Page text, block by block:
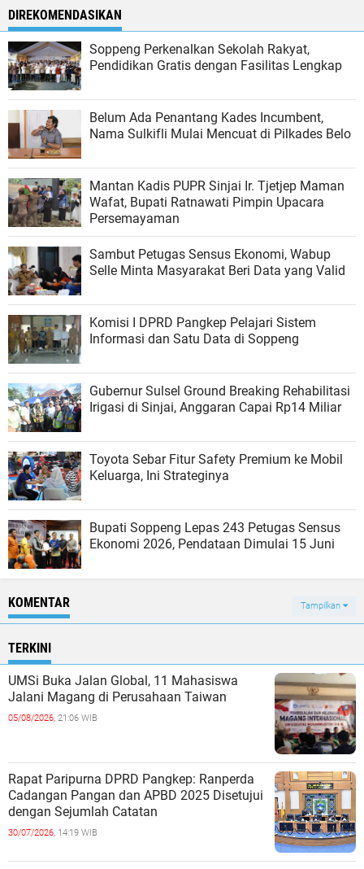
DIREKOMENDASIKAN
Soppeng Perkenalkan Sekolah Rakyat,
Pendidikan Gratis dengan Fasilitas Lengkap
Belum Ada Penantang Kades Incumbent,
Nama Sulkifli Mulai Mencuat di Pilkades Belo
Mantan Kadis PUPR Sinjai Ir. Tjetjep Maman
Wafat, Bupati Ratnawati Pimpin Upacara
Persemayaman
Sambut Petugas Sensus Ekonomi, Wabup
Selle Minta Masyarakat Beri Data yang Valid
Komisi I DPRD Pangkep Pelajari Sistem
Informasi dan Satu Data di Soppeng
Gubernur Sulsel Ground Breaking Rehabilitasi
Irigasi di Sinjai, Anggaran Capai Rp14 Miliar
Toyota Sebar Fitur Safety Premium ke Mobil
Keluarga, Ini Strateginya
Bupati Soppeng Lepas 243 Petugas Sensus
Ekonomi 2026, Pendataan Dimulai 15 Juni
KOMENTAR Tampilkan
TERKINI
UMSi Buka Jalan Global, 11 Mahasiswa
Jalani Magang di Perusahaan Taiwan
05/08/2026, 21:06 WIB
Rapat Paripurna DPRD Pangkep: Ranperda
Cadangan Pangan dan APBD 2025 Disetujui
dengan Sejumlah Catatan
30/07/2026, 14:19 WIB